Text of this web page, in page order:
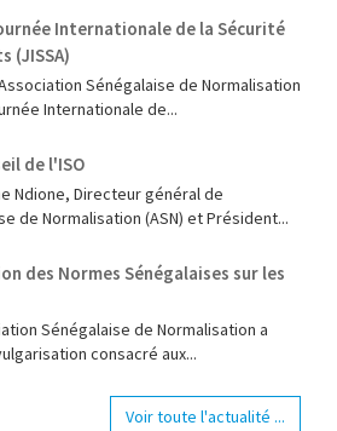
Internationale de la Sécurité
(JISSA)
Sénégalaise de Normalisation
Internationale de...
de l'ISO
Ndione, Directeur général de
de Normalisation (ASN) et Président...
des Normes Sénégalaises sur les
Sénégalaise de Normalisation a
consacré aux...
Voir toute l'actualité ...